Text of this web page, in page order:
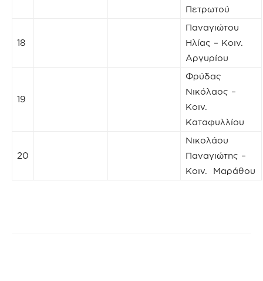
Πετρωτού
18
Παναγιώτου
Ηλίας – Κοιν.
Αργυρίου
19
Φρύδας
Νικόλαος –
Κοιν.
Καταφυλλίου
20
Νικολάου
Παναγιώτης –
Κοιν. Μαράθου